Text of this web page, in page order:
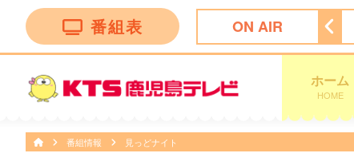
番組表 ON AIR
トークバラエティー”！ 18:30 ナマ・イキＶＯＩＣＥ
ホーム
HOME
番組情報 見っどナイト